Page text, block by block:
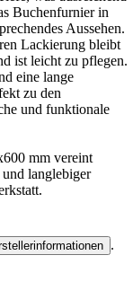
Buchenfurnier in
Aussehen.
Lackierung bleibt
ist leicht zu pflegen.
eine lange
zu den
und funktionale
mm vereint
langlebiger
.